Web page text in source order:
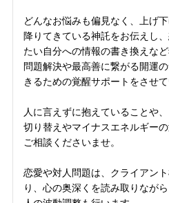
どんなお悩みも偏見なく、上げ
降りてきている神託をお伝えし
たい自分への情報の書き換えな
問題解決や最高善に繋がる開運
きるための覚醒サポートをさせて
人に言えずに抱えていることや
切り替えやマイナスエネルギー
ご相談くださいませ。
恋愛や対人問題は、クライアン
り、心の奥深くを読み取りなが